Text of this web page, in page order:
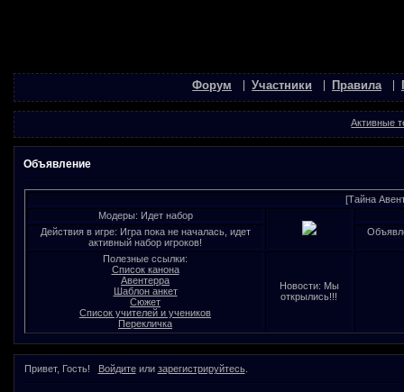
Форум Участники Правила
Активные
Объявление
[Тайна
Модеры: Идет набор
Действия в игре: Игра пока не началась, идет
активный набор игроков!
Полезные ссылки:
Список канона
Авентерра
Шаблон анкет
Сюжет
Список учителей и учеников
Перекличка
Новости: Мы
открылись!!!
Привет, Гость! Войдитеили зарегистрируйтесь.